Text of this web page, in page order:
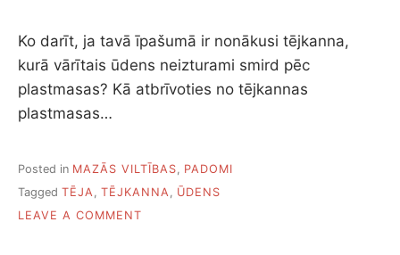
Ko darīt, ja tavā īpašumā ir nonākusi tējkanna,
kurā vārītais ūdens neizturami smird pēc
plastmasas? Kā atbrīvoties no tējkannas
plastmasas…
Posted in MAZĀS VILTĪBAS
PADOMI
Tagged TĒJA, TĒJKANNA, ŪDENS
LEAVE A COMMENT